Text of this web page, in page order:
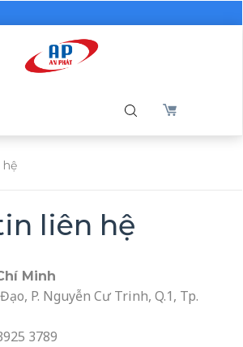
hệ
liên hệ
Minh
P. Nguyễn Cư Trinh, Q.1, Tp.
3789